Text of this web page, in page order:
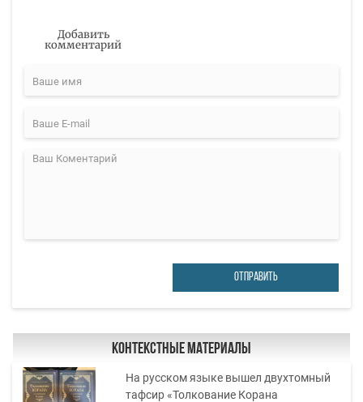
Добавить
комментарий
ОТПРАВИТЬ
Контекстные материалы
На русском языке вышел двухтомный
тафсир «Толкование Корана